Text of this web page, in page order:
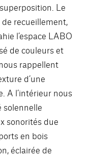
Le
recueillement,
l’espace LABO
de couleurs et
rappellent
d’une
A l’intérieur nous
solennelle
sonorités due
en bois
éclairée de